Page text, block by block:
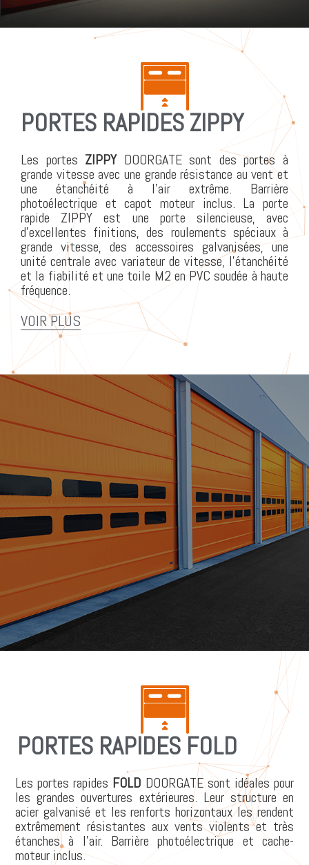
PORTES RAPIDES FOLD
Les portes rapides FOLD DOORGATE sont idéales pour
les grandes ouvertures extérieures. Leur structure en
acier galvanisé et les renforts horizontaux les rendent
extrêmement résistantes aux vents violents et très
étanches à l’air. Barrière photoélectrique et cache-
moteur inclus.
PORTES RAPIDES ZIPPY
Les portes ZIPPYDOORGATE sont des portes à
grande vitesse avec une grande résistance au vent et
une étanchéité à l’air extrême. Barrière
photoélectrique et capot moteur inclus. La porte
rapide ZIPPY est une porte silencieuse, avec
d’excellentes finitions, des roulements spéciaux à
grande vitesse, des accessoires galvanisées, une
unité centrale avec variateur de vitesse, l’étanchéité
et la fiabilité et une toile M2 en PVC soudée à haute
fréquence.
VOIR PLUS